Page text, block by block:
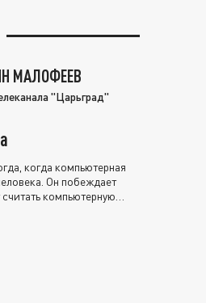
МАЛОФЕЕВ
"Царьград"
когда компьютерная
Он побеждает
компьютерную